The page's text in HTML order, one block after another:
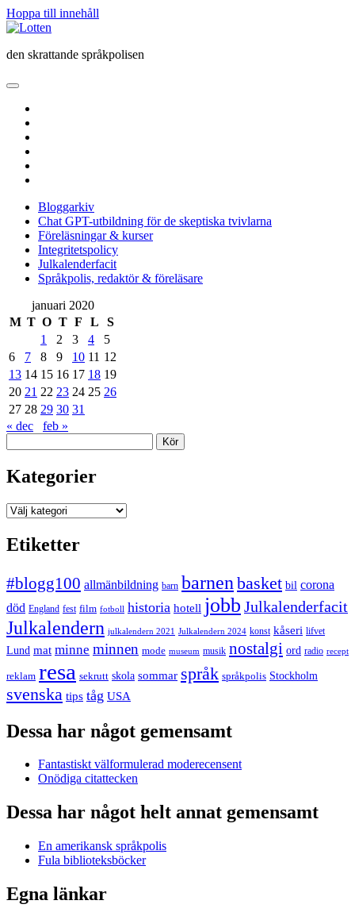
Hoppa till innehåll
Lotten
den skrattande språkpolisen
öppna
meny
Bloggarkiv
Chat GPT-utbildning för de skeptiska tvivlarna
Föreläsningar & kurser
Integritetspolicy
Julkalenderfacit
Språkpolis, redaktör & föreläsare
Sidopanel
januari 2020
M T O T F L
S
1
2 3 4
5
6
7 8 9 10 11 12
13 14 15 16 17 18 19
20 21 22 23 24 25 26
27 28 29 30 31
« dec
feb »
Kategorier
Kategorier
Etiketter
#blogg100 allmänbildning barn barnen basket bil corona
död England fest film fotboll historia hotell jobb Julkalenderfacit
Julkalendern julkalendern 2021 Julkalendern 2024 konst kåseri lifvet
Lund mat minne minnen mode museum musik nostalgi ord radio recept
reklam resa sekrutt skola sommar språk språkpolis Stockholm
svenska tips tåg USA
Dessa har något gemensamt
Fantastiskt välformulerad moderecensent
Onödiga citattecken
Dessa har något helt annat gemensamt
En amerikansk språkpolis
Fula biblioteksböcker
Egna länkar